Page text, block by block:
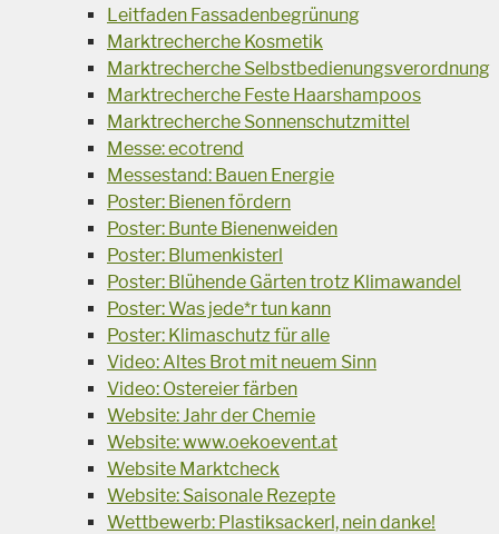
Leitfaden Fassadenbegrünung
Marktrecherche Kosmetik
Marktrecherche Selbstbedienungsverordnung
Marktrecherche Feste Haarshampoos
Marktrecherche Sonnenschutzmittel
Messe: ecotrend
Messestand: Bauen Energie
Poster: Bienen fördern
Poster: Bunte Bienenweiden
Poster: Blumenkisterl
Poster: Blühende Gärten trotz Klimawandel
Poster: Was jede*r tun kann
Poster: Klimaschutz für alle
Video: Altes Brot mit neuem Sinn
Video: Ostereier färben
Website: Jahr der Chemie
Website: www.oekoevent.at
Website Marktcheck
Website: Saisonale Rezepte
Wettbewerb: Plastiksackerl, nein danke!